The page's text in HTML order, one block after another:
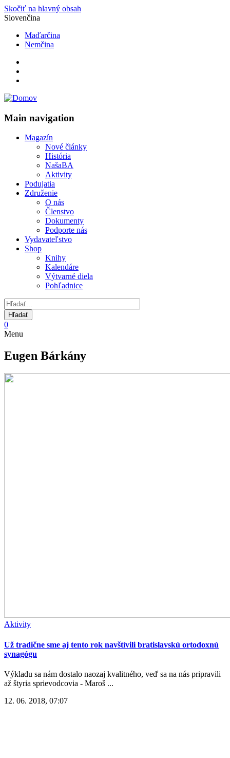
Skočiť na hlavný obsah
Slovenčina
Maďarčina
Nemčina
Main navigation
Magazín
Nové články
História
NašaBA
Aktivity
Podujatia
Združenie
O nás
Členstvo
Dokumenty
Podporte nás
Vydavateľstvo
Shop
Knihy
Kalendáre
Výtvarné diela
Pohľadnice
0
Menu
Eugen Bárkány
Aktivity
Už tradične sme aj tento rok navštívili bratislavskú ortodoxnú
synagógu
Výkladu sa nám dostalo naozaj kvalitného, veď sa na nás pripravili
až štyria sprievodcovia - Maroš ...
12. 06. 2018, 07:07